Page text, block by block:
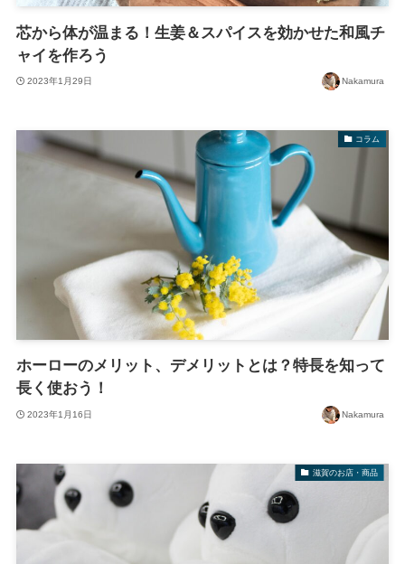
芯から体が温まる！生姜＆スパイスを効かせた和風チ
ャイを作ろう
2023年1月29日 Nakamura
コラム
ホーローのメリット、デメリットとは？特長を知って
長く使おう！
2023年1月16日 Nakamura
滋賀のお店・商品